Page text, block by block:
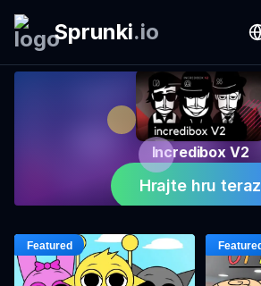
Sprunki.io
Incredibox V2
Hrajte hru teraz